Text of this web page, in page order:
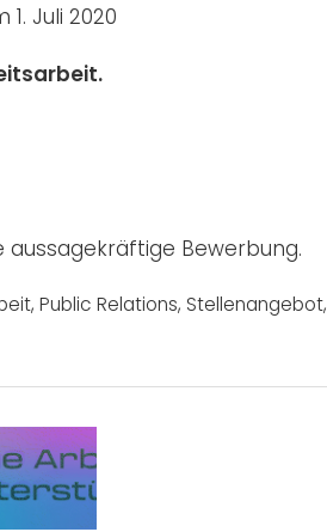
Juli 2020
aussagekräftige Bewerbung.
, Public Relations, Stellenangebot,